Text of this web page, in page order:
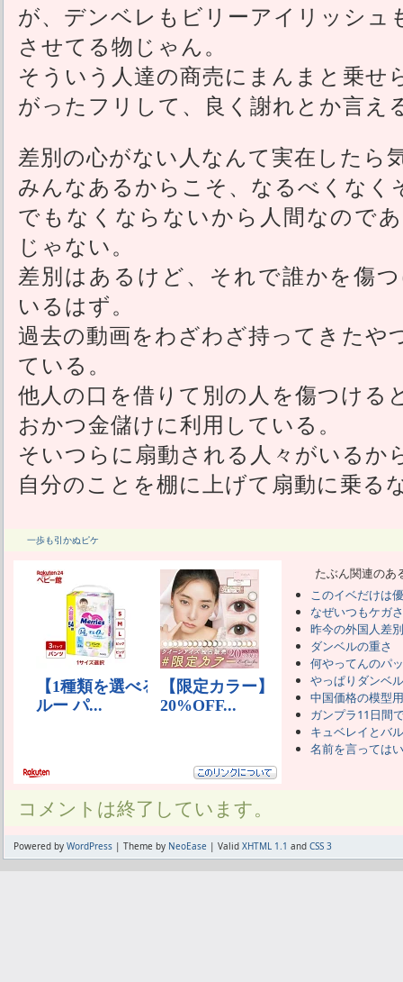
が、デンベレもビリーアイリッシュ
させてる物じゃん。
そういう人達の商売にまんまと乗せ
がったフリして、良く謝れとか言え
差別の心がない人なんて実在したら
みんなあるからこそ、なるべくなく
でもなくならないから人間なので
じゃない。
差別はあるけど、それで誰かを傷
いるはず。
過去の動画をわざわざ持ってきたや
ている。
他人の口を借りて別の人を傷つける
おかつ金儲けに利用している。
そいつらに扇動される人々がいるか
自分のことを棚に上げて扇動に乗る
一歩も引かぬピケ
たぶん関連のあ
このイベだけは
なぜいつもケガ
昨今の外国人差
ダンベルの重さ
何やってんのパ
やっぱりダンベ
中国価格の模型
ガンプラ11日間
キュベレイとバ
名前を言っては
コメントは終了しています。
Powered by WordPress | Theme by NeoEase | Valid XHTML 1.1 and CSS 3